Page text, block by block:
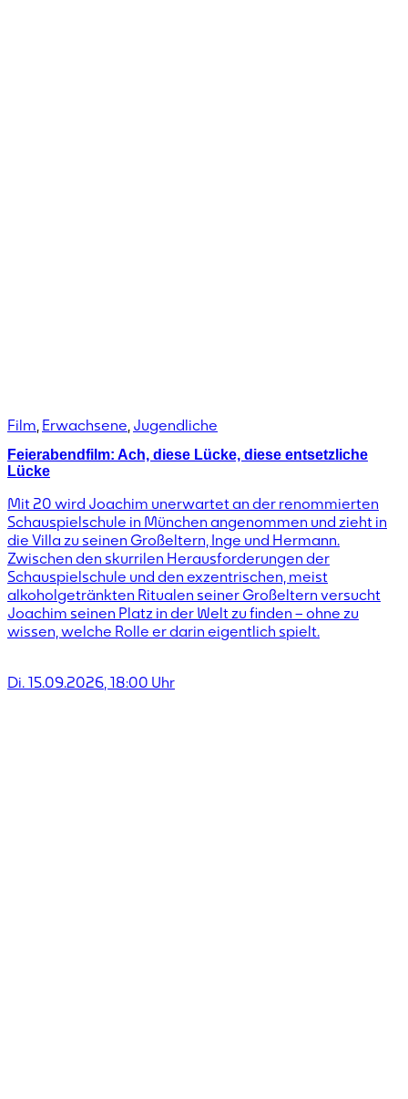
Film, Erwachsene, Jugendliche
Feierabendfilm: Ach, diese Lücke, diese entsetzliche
Lücke
Mit 20 wird Joachim unerwartet an der renommierten
Schauspielschule in München angenommen und zieht in
die Villa zu seinen Großeltern, Inge und Hermann.
Zwischen den skurrilen Herausforderungen der
Schauspielschule und den exzentrischen, meist
alkoholgetränkten Ritualen seiner Großeltern versucht
Joachim seinen Platz in der Welt zu finden – ohne zu
wissen, welche Rolle er darin eigentlich spielt.
Di. 15.09.2026 18:00 Uhr